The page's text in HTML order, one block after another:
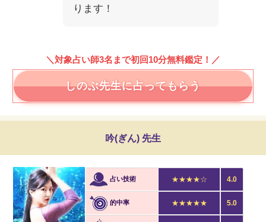
ります！
＼対象占い師3名まで初回10分無料鑑定！／
しのぶ先生に占ってもらう
吟(ぎん) 先生
占い技術 ★★★★☆ 4.0
的中率 ★★★★★ 5.0